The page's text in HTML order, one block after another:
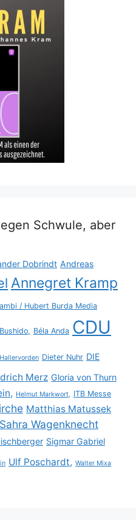
Schwule, aber
Dobrindt Andreas
Annegret Kramp
/ Hubert Burda Media
Bushido, Béla Anda CDU
Dieter Nuhr DIE
Merz Gloria von Thurn
Helmut Markwort, ITB Messe
Matthias Matussek
Sahra Wagenknecht
Sigmar Gabriel
Ulf Poschardt, Walter Mixa